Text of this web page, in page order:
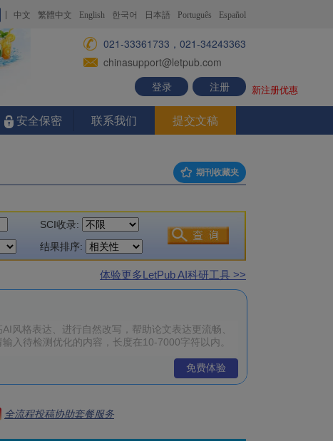
中文 繁體中文 English 한국어 日本語 Português Español
021-33361733，021-34243363
chinasupport@letpub.com
登录
注册 新注册优惠
安全保密 联系我们 提交文稿
期刊收藏夹
SCI收录:
结果排序:
体验更多LetPub AI科研工具 >>
免费体验
全流程投稿协助套餐服务